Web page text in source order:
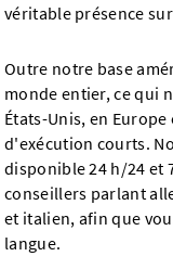
véritable présence
Outre notre base
monde entier, ce qui
États-Unis, en
d'exécution courts.
disponible 24 h/24 et
conseillers parlant
et italien, afin que
langue.